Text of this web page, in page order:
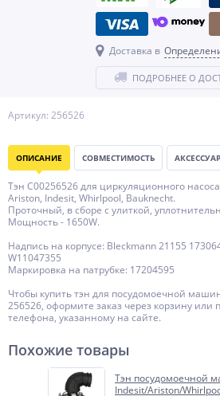
Артикул: 256526
Доставка в
ПОДРОБНЕЕ О
ОПИСАНИЕ СОВМЕСТИМОСТЬ
Тэн C00256526 для циркуляционного
Ariston, Indesit, Whirlpool, Bauknecht.
Проточный, в сборе с улиткой,
Мощность - 1650W.
Надпись на корпусе: Bleckmann 21155
W11047355
Маркировка на патрубке: 17204595
Чтобы купить тэн для посудомоечной
256526, оформите заказ через корзину или
телефона, указанному на сайте.
Похожие товары
Тэн посудомоечной
Indesit/Ariston/